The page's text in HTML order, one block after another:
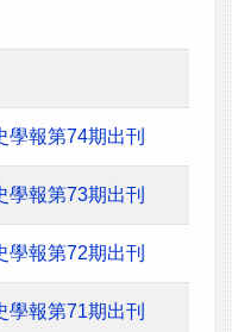
學報第74期出刊
學報第73期出刊
學報第72期出刊
學報第71期出刊